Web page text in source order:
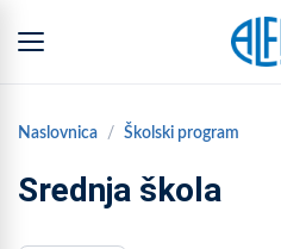
Naslovnica Školski program
Srednja škola